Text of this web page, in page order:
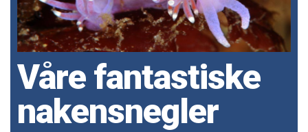
Våre fantastiske
nakensnegler